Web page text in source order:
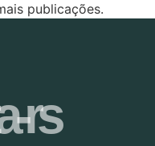
publicações.
rs